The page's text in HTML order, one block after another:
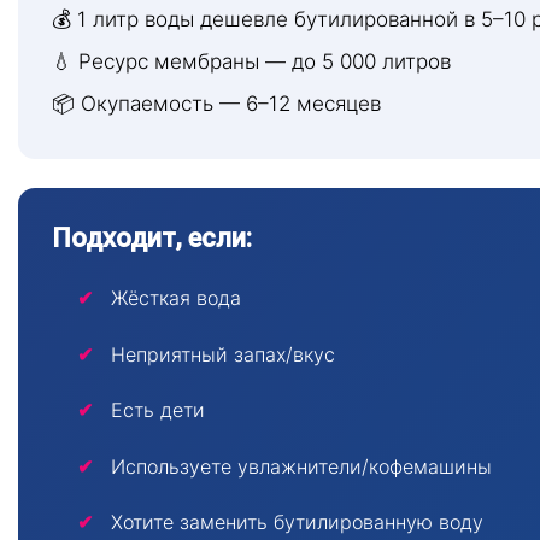
💰 1 литр воды дешевле бутилированной в 5–10
💧 Ресурс мембраны — до 5 000 литров
📦 Окупаемость — 6–12 месяцев
Подходит, если:
Жёсткая вода
Неприятный запах/вкус
Есть дети
Используете увлажнители/кофемашины
Хотите заменить бутилированную воду